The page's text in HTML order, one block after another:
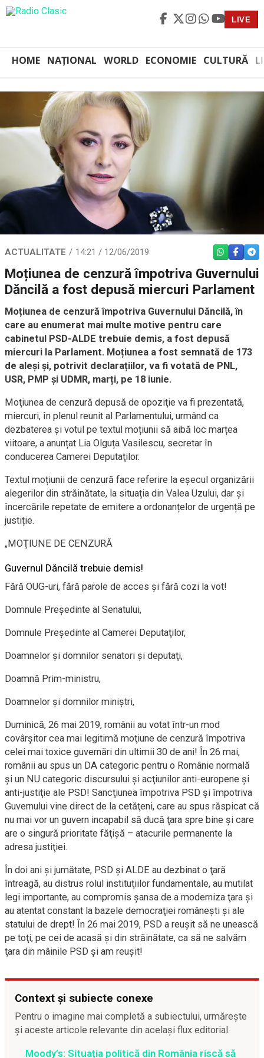
LIVE
HOME NAȚIONAL WORLD ECONOMIE CULTURĂ
ACTUALITATE 14:21 / 12/06/2019 WHATSAPP
Moțiunea de cenzură împotriva Guvernului
Dăncilă a fost depusă miercuri Parlament
Moțiunea de cenzură împotriva Guvernului Dăncilă, în
care au enumerat mai multe motive pentru care
cabinetul PSD-ALDE trebuie demis, a fost depusă
miercuri la Parlament. Moțiunea a fost semnată de 173
de aleși și, potrivit declarațiilor, va fi votată de PNL,
USR, PMP și UDMR, marți, pe 18 iunie.
Moţiunea de cenzură depusă de opoziţie va fi prezentată,
miercuri, în plenul reunit al Parlamentului, urmând ca
dezbaterea și votul pe textul moțiunii să aibă loc marțea
viitoare, a anunțat Lia Olguța Vasilescu, secretar în
conducerea Camerei Deputaţilor.
Textul moțiunii de cenzură face referire la eșecul organizării
alegerilor din străinătate, la situația din Valea Uzului, dar și
încercările repetate de emitere a ordonanțelor de urgență pe
justiție.
„MOŢIUNE DE CENZURĂ
Guvernul Dăncilă trebuie demis!
Fără OUG-uri, fără parole de acces și fără cozi la vot!
Domnule Preşedinte al Senatului,
Domnule Preşedinte al Camerei Deputaţilor,
Doamnelor şi domnilor senatori şi deputaţi,
Doamnă Prim-ministru,
Doamnelor şi domnilor miniştri,
Duminică, 26 mai 2019, românii au votat într-un mod
covârşitor cea mai legitimă moţiune de cenzură împotriva
celei mai toxice guvernări din ultimii 30 de ani! În 26 mai,
românii au spus un DA categoric pentru o Românie normală
şi un NU categoric discursului şi acţiunilor anti-europene şi
anti-justiţie ale PSD! Sancţiunea împotriva PSD şi împotriva
Guvernului vine direct de la cetăţeni, care au spus răspicat că
nu mai vor un guvern incapabil să ducă ţara spre bine şi care
are o singură prioritate făţişă – atacurile permanente la
adresa justiţiei.
În doi ani şi jumătate, PSD şi ALDE au dezbinat o ţară
întreagă, au distrus rolul instituţiilor fundamentale, au mutilat
legi importante, au compromis şansa de a moderniza ţara şi
au atentat constant la bazele democraţiei româneşti şi ale
statului de drept! În 26 mai 2019, PSD a reuşit să ne unească
pe toţi, pe cei de acasă şi din străinătate, ca să ne salvăm
ţara din mâinile PSD şi am reuşit!
Context și subiecte conexe
Pentru o imagine mai completă a subiectului, urmărește
și aceste articole relevante din același flux editorial.
Moody’s: Situația politică din România riscă să